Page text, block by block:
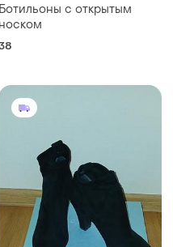
Ботильоны с открытым
носком